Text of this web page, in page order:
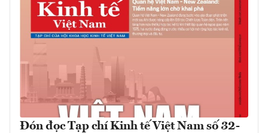
Đón đọc Tạp chí Kinh tế Việt Nam số 32-